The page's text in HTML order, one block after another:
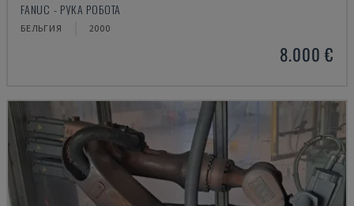
FANUC - РУКА РОБОТА
БЕЛЬГИЯ 2000
8.000 €